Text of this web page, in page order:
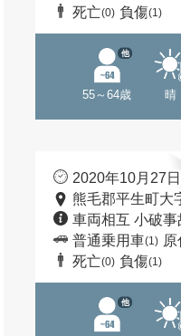
死亡(0) 負傷(1)
55～64歳
他
晴
2020年10月27
熊毛郡平生町大
車両相互 小破事
普通乗用車(1)
死亡(0) 負傷(1)
他